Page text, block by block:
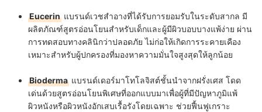
Eucerin แบรนด์เวชสำอางที่ได้รับการยอมรับในระดับสากล มี
ผลิตภัณฑ์สูตรอ่อนโยนสำหรับเด็กและผู้มีผิวบอบบางแพ้ง่าย ผ่าน
การทดสอบทางคลินิกว่าปลอดภัย ไม่ก่อให้เกิดการระคายเคือง
เหมาะสำหรับผู้ปกครองที่มองหาความมั่นใจสูงสุดให้ลูกน้อย
Bioderma แบรนด์เดอร์มาโทโลจิสต์ชั้นนำจากฝรั่งเศส โดด
เด่นด้วยสูตรอ่อนโยนพิเศษที่ออกแบบมาเพื่อผู้ที่มีปัญหาภูมิแพ้
ผิวหนังหรือผิวหนังอักเสบเรื้อรังโดยเฉพาะ ช่วยฟื้นฟูเกราะ